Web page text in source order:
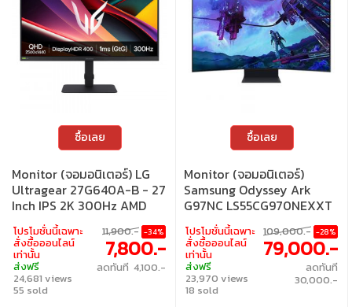
ซื้อเลย
Monitor (จอมอนิเตอร์) LG
Ultragear 27G640A-B - 27
Inch IPS 2K 300Hz AMD
FreeSync Premium G-Sync
Compatible USB-C
โปรโมชั่นนี้เฉพาะ
สั่งซื้อออนไลน์
เท่านั้น
ส่งฟรี
24,681 views
55 sold
11,900.- -34%
7,800.-
ลดทันที 4,100.-
ซื้อเลย
Monitor (จอมอนิเตอร์)
Samsung Odyssey Ark
G97NC LS55CG970NEXXT
- 55 Inch VA UHD 165Hz
AMD FreeSync Premium
Pro
โปรโมชั่นนี้เฉพาะ
สั่งซื้อออนไลน์
เท่านั้น
ส่งฟรี
23,970 views
18 sold
109,000.- -28%
79,000.-
ลดทันที
30,000.-